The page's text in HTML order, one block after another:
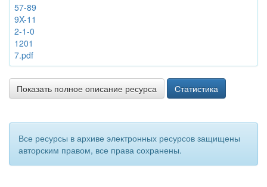
57-89
9X-11
2-1-0
1201
7.pdf
Показать полное описание ресурса Статистика
Все ресурсы в архиве электронных ресурсов защищены
авторским правом, все права сохранены.